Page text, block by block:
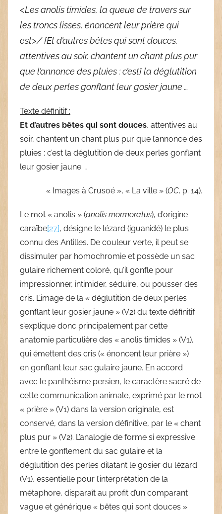
<Les anolis timides, la queue de travers sur
les troncs lisses, énoncent leur prière qui
est>/ [Et d’autres bêtes qui sont douces,
attentives au soir, chantent un chant plus pur
que l’annonce des pluies : c’est] la déglutition
de deux perles gonflant leur gosier jaune …
Texte définitif :
Et d’autres bêtes qui sont douces, attentives au
soir, chantent un chant plus pur que l’annonce des
pluies : c’est la déglutition de deux perles gonflant
leur gosier jaune …
« Images à Crusoé », « La ville » (OC, p. 14).
Le mot « anolis » (anolis mormoratus), d’origine
caraïbe[27], désigne le lézard (iguanidé) le plus
connu des Antilles. De couleur verte, il peut se
dissimuler par homochromie et possède un sac
gulaire richement coloré, qu’il gonfle pour
impressionner, intimider, séduire, ou pousser des
cris. L’image de la « déglutition de deux perles
gonflant leur gosier jaune » (V2) du texte définitif
s’explique donc principalement par cette
anatomie particulière des « anolis timides » (V1),
qui émettent des cris (« énoncent leur prière »)
en gonflant leur sac gulaire jaune. En accord
avec le panthéisme persien, le caractère sacré de
cette communication animale, exprimé par le mot
« prière » (V1) dans la version originale, est
conservé, dans la version définitive, par le « chant
plus pur » (V2). L’analogie de forme si expressive
entre le gonflement du sac gulaire et la
déglutition des perles dilatant le gosier du lézard
(V1), essentielle pour l’interprétation de la
métaphore, disparaît au profit d’un comparant
vague et générique « bêtes qui sont douces »